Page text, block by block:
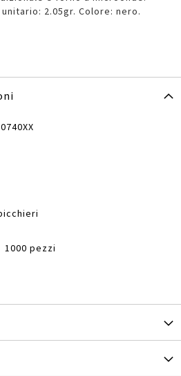
2.05gr. Colore: nero.
1000 pezzi